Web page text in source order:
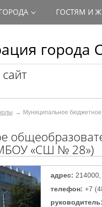
города
ГОСТЯМ И
Муниципальное
«СШ № 28»)
адрес: 214000,
телефон: +7
руководитель: